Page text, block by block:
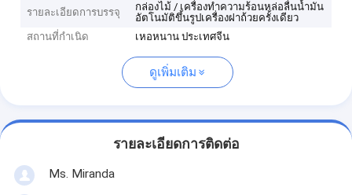
รายละเอียดการบรรจุ
กล่องไม้ / เครื่องทำความร้อนหล่อลื่นน้ำมัน
อัตโนมัติขึ้นรูปเครื่องฝาถ้วยครั้งเดียว
สถานที่กำเนิด
เหอหนาน ประเทศจีน
ดูเพิ่มเติม
รายละเอียดการติดต่อ
Ms. Miranda